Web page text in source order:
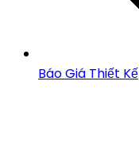
Báo Giá Thiết Kế